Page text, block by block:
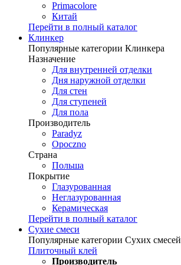
Primacolore
Китай
Перейти в полный каталог
Клинкер
Популярные категории Клинкера
Назначение
Для внутренней отделки
Дня наружной отделки
Для стен
Для ступеней
Для пола
Производитель
Paradyz
Opoczno
Страна
Польша
Покрытие
Глазурованная
Неглазурованная
Керамическая
Перейти в полный каталог
Сухие смеси
Популярные категории Сухих смесей
Плиточный клей
Производитель